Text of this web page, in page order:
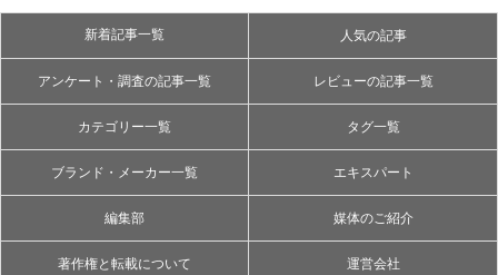
新着記事一覧 人気の記事
アンケート・調査の記事一覧 レビューの記事一覧
カテゴリー一覧 タグ一覧
ブランド・メーカー一覧 エキスパート
編集部 媒体のご紹介
著作権と転載について 運営会社